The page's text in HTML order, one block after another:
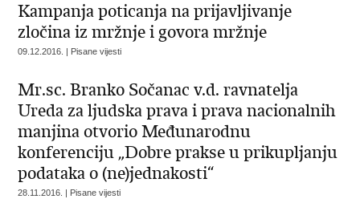
Kampanja poticanja na prijavljivanje
zločina iz mržnje i govora mržnje
09.12.2016. | Pisane vijesti
Mr.sc. Branko Sočanac v.d. ravnatelja
Ureda za ljudska prava i prava nacionalnih
manjina otvorio Međunarodnu
konferenciju „Dobre prakse u prikupljanju
podataka o (ne)jednakosti“
28.11.2016. | Pisane vijesti